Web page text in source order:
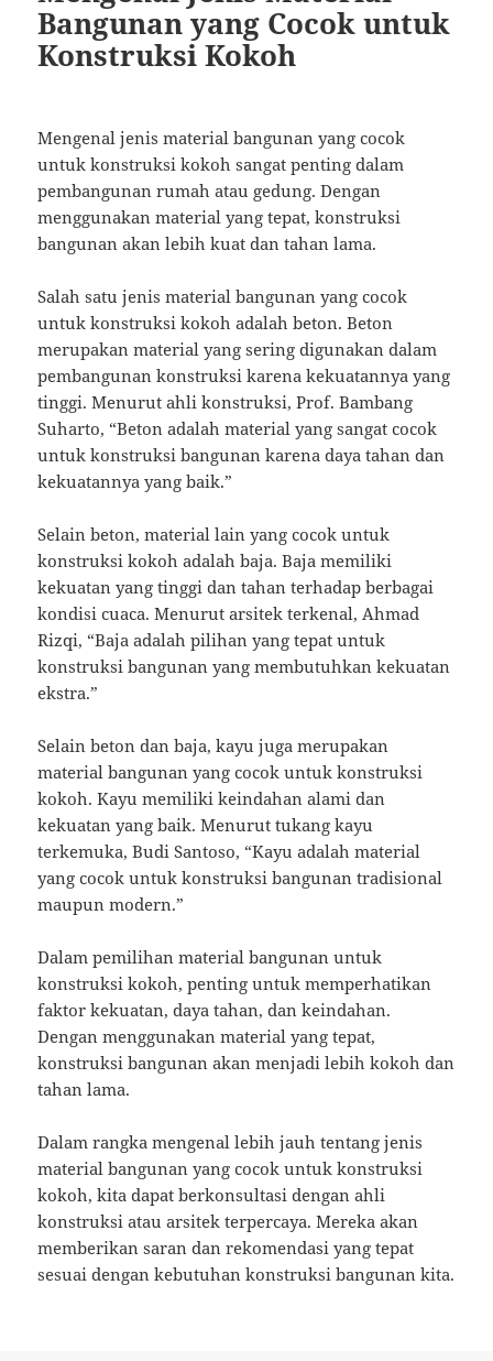
Bangunan yang Cocok untuk
Konstruksi Kokoh
Mengenal jenis material bangunan yang cocok
untuk konstruksi kokoh sangat penting dalam
pembangunan rumah atau gedung. Dengan
menggunakan material yang tepat, konstruksi
bangunan akan lebih kuat dan tahan lama.
Salah satu jenis material bangunan yang cocok
untuk konstruksi kokoh adalah beton. Beton
merupakan material yang sering digunakan dalam
pembangunan konstruksi karena kekuatannya yang
tinggi. Menurut ahli konstruksi, Prof. Bambang
Suharto, “Beton adalah material yang sangat cocok
untuk konstruksi bangunan karena daya tahan dan
kekuatannya yang baik.”
Selain beton, material lain yang cocok untuk
konstruksi kokoh adalah baja. Baja memiliki
kekuatan yang tinggi dan tahan terhadap berbagai
kondisi cuaca. Menurut arsitek terkenal, Ahmad
Rizqi, “Baja adalah pilihan yang tepat untuk
konstruksi bangunan yang membutuhkan kekuatan
ekstra.”
Selain beton dan baja, kayu juga merupakan
material bangunan yang cocok untuk konstruksi
kokoh. Kayu memiliki keindahan alami dan
kekuatan yang baik. Menurut tukang kayu
terkemuka, Budi Santoso, “Kayu adalah material
yang cocok untuk konstruksi bangunan tradisional
maupun modern.”
Dalam pemilihan material bangunan untuk
konstruksi kokoh, penting untuk memperhatikan
faktor kekuatan, daya tahan, dan keindahan.
Dengan menggunakan material yang tepat,
konstruksi bangunan akan menjadi lebih kokoh dan
tahan lama.
Dalam rangka mengenal lebih jauh tentang jenis
material bangunan yang cocok untuk konstruksi
kokoh, kita dapat berkonsultasi dengan ahli
konstruksi atau arsitek terpercaya. Mereka akan
memberikan saran dan rekomendasi yang tepat
sesuai dengan kebutuhan konstruksi bangunan kita.